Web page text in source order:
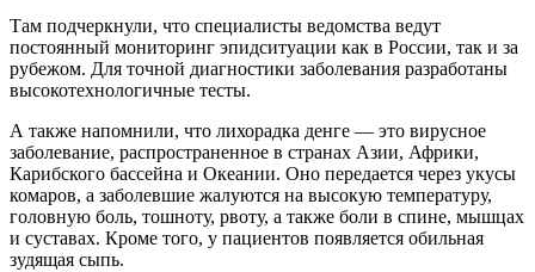
Там подчеркнули, что специалисты ведомства ведут
постоянный мониторинг эпидситуации как в России, так и за
рубежом. Для точной диагностики заболевания разработаны
высокотехнологичные тесты.
А также напомнили, что лихорадка денге — это вирусное
заболевание, распространенное в странах Азии, Африки,
Карибского бассейна и Океании. Оно передается через укусы
комаров, а заболевшие жалуются на высокую температуру,
головную боль, тошноту, рвоту, а также боли в спине, мышцах
и суставах. Кроме того, у пациентов появляется обильная
зудящая сыпь.